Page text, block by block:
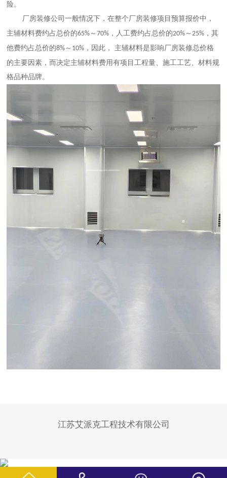
险。
厂房装修公司一般情况下，在整个厂房装修项目预算报价中，
主辅材料费约占总价的65% ～70% ，人工费约占总价的20% ～25% ，其
他费约占总价的8% ～ 10% ，因此， 主辅材料是影响厂房装修总价格
的主要因素，而决定主辅材料费用有项目工程量、施工工艺、材料规
格品种品牌。
江苏艾派克工程技术有限公司